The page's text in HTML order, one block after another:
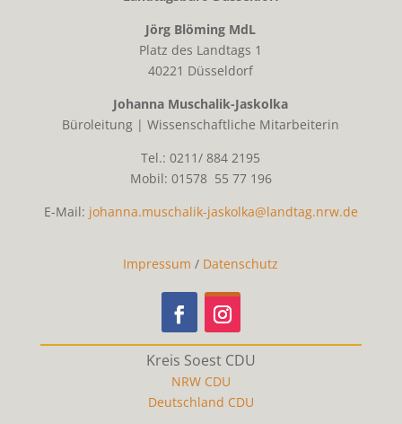
Jörg Blöming MdL
Platz des Landtags 1
40221 Düsseldorf
Johanna Muschalik-Jaskolka
Büroleitung | Wissenschaftliche Mitarbeiterin
Tel.: 0211/ 884 2195
Mobil: 01578 55 77 196
E-Mail: johanna.muschalik-jaskolka@landtag.nrw.de
Impressum / Datenschutz
Kreis Soest CDU
NRW CDU
Deutschland CDU